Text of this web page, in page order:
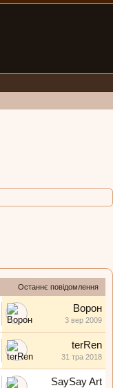
Останнє повідомлення
Ворон
3 вер 2009
terRen
31 тра 2018
SaySay Art